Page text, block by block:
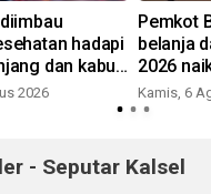
hadapi
dan kabut
2026
Pemkot
belanja
2026
Kamis, 6
- Seputar Kalsel